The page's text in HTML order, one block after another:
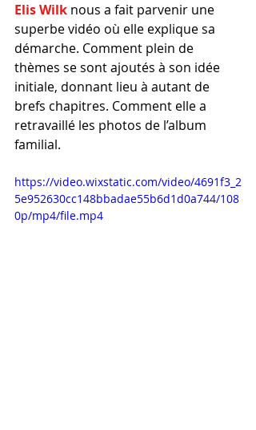
Elis Wilk nous a fait parvenir une
superbe vidéo où elle explique sa
démarche. Comment plein de
thèmes se sont ajoutés à son idée
initiale, donnant lieu à autant de
brefs chapitres. Comment elle a
retravaillé les photos de l’album
familial.
https://video.wixstatic.com/video/4691f3_2
5e952630cc148bbadae55b6d1d0a744/108
0p/mp4/file.mp4